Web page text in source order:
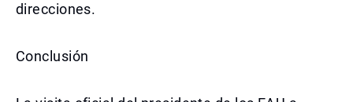
direcciones.
Conclusión